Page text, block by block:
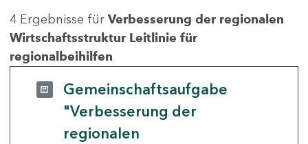
4 Ergebnisse für Verbesserung der regionalen
Wirtschaftsstruktur Leitlinie für
regionalbeihilfen
Gemeinschaftsaufgabe
"Verbesserung der
regionalen